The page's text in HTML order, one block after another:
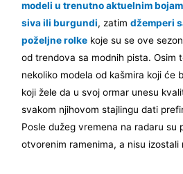
modeli u trenutno aktuelnim
siva ili burgundi, zatimdžemperi
poželjne rolke koje su se ove
od trendova sa modnih pista. Osim
nekoliko modela od kašmira koji će
koji žele da u svoj ormar unesu
svakom njihovom stajlingu dati
Posle dužeg vremena na radaru su
otvorenim ramenima, a nisu izostali